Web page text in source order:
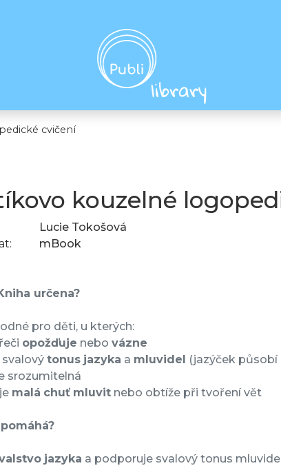
cvičení
kouzelné
Lucie Tokošová
mBook
určena?
pro děti, u kterých:
opožďuje nebo vázne
tonus jazyka a mluvidel (jazýček působí
srozumitelná
malá chuť mluvitnebo obtíže při tvoření vět
jazyka a podporuje svalový tonus